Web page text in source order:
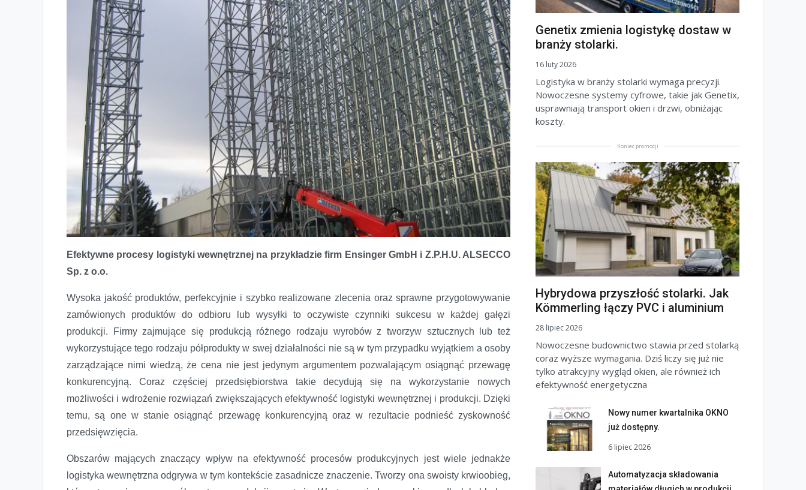
Efektywne procesy logistyki wewnętrznej na przykładzie firm Ensinger GmbH i Z.P.H.U. ALSECCO
Sp. z o.o.
Wysoka jakość produktów, perfekcyjnie i szybko realizowane zlecenia oraz sprawne przygotowywanie
zamówionych produktów do odbioru lub wysyłki to oczywiste czynniki sukcesu w każdej gałęzi
produkcji. Firmy zajmujące się produkcją różnego rodzaju wyrobów z tworzyw sztucznych lub też
wykorzystujące tego rodzaju półprodukty w swej działalności nie są w tym przypadku wyjątkiem a osoby
zarządzające nimi wiedzą, że cena nie jest jedynym argumentem pozwalającym osiągnąć przewagę
konkurencyjną. Coraz częściej przedsiębiorstwa takie decydują się na wykorzystanie nowych
możliwości i wdrożenie rozwiązań zwiększających efektywność logistyki wewnętrznej i produkcji. Dzięki
temu, są one w stanie osiągnąć przewagę konkurencyjną oraz w rezultacie podnieść zyskowność
przedsięwzięcia.
Obszarów mających znaczący wpływ na efektywność procesów produkcyjnych jest wiele jednakże
logistyka wewnętrzna odgrywa w tym kontekście zasadnicze znaczenie. Tworzy ona swoisty krwioobieg,
Genetix zmienia logistykę dostaw w
branży stolarki.
16 luty 2026
Logistyka w branży stolarki wymaga precyzji.
Nowoczesne systemy cyfrowe, takie jak Genetix,
usprawniają transport okien i drzwi, obniżając
koszty.
Koniec promocji
Hybrydowa przyszłość stolarki. Jak
Kömmerling łączy PVC i aluminium
28 lipiec 2026
Nowoczesne budownictwo stawia przed stolarką
coraz wyższe wymagania. Dziś liczy się już nie
tylko atrakcyjny wygląd okien, ale również ich
efektywność energetyczna
Nowy numer kwartalnika OKNO
już dostępny.
6 lipiec 2026
Automatyzacja składowania